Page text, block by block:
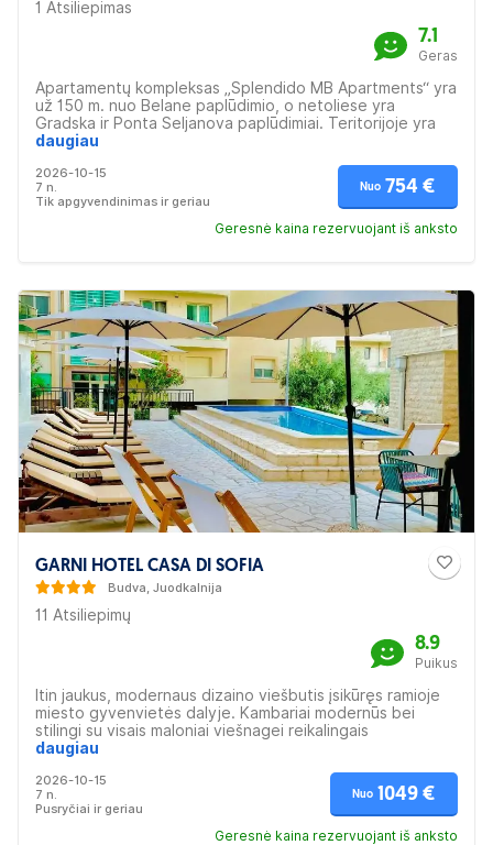
1 Atsiliepimas
7.1
Geras
Apartamentų kompleksas „Splendido MB Apartments“ yra
už 150 m. nuo Belane paplūdimio, o netoliese yra
Gradska ir Ponta Seljanova paplūdimiai. Teritorijoje yra
restoranas, kur svečiai gali mėgautis lengvaisiais
„Splendido MB Apartments“ siūlo 4 žvaigždučių
apgyvendinimą su karštųjų versmių vonia ir sūkurine
vonia. Viešbutis puikiai tinka šeimoms, poroms.
daugiau
2026-10-15
7 n.
Tik apgyvendinimas ir geriau
Nuo 754 €
Geresnė kaina rezervuojant iš anksto
GARNI HOTEL CASA DI SOFIA
Budva, Juodkalnija
11 Atsiliepimų
8.9
Puikus
Itin jaukus, modernaus dizaino viešbutis įsikūręs ramioje
miesto gyvenvietės dalyje. Kambariai modernūs bei
stilingi su visais maloniai viešnagei reikalingais
privalumais. Viešbučio restorane galite paragauti
pageidavimu ruošiami ir vietiniai patiekalai. Viešbutis
rekomenduojamas poroms.
daugiau
2026-10-15
7 n.
Pusryčiai ir geriau
Nuo 1049 €
Geresnė kaina rezervuojant iš anksto